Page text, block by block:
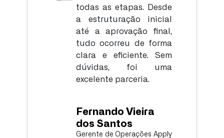
todas as etapas. Desde
a estruturação inicial
até a aprovação final,
tudo ocorreu de forma
clara e eficiente. Sem
dúvidas, foi uma
excelente parceria.
Fernando Vieira
dos Santos
Gerente de Operações Apply